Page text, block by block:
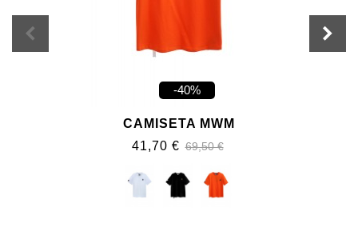
-40%
CAMISETA MWM
41,70 € 69,50 €